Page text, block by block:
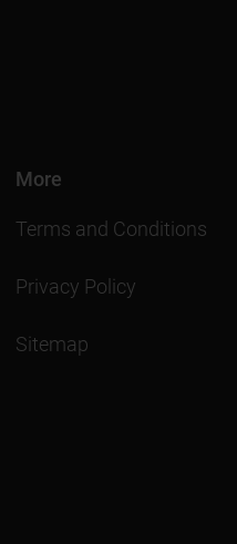
More
Terms and Conditions
Privacy Policy
Sitemap